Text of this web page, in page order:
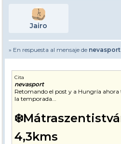
Jairo
» En respuesta al mensaje de nevasport
Cita
nevasport
Retomando el post y a Hungría ahora
la temporada...
4,3kms